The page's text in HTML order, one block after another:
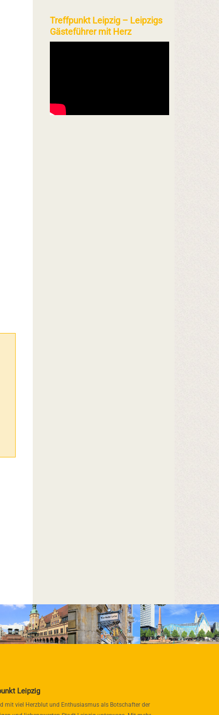
Treffpunkt Leipzig – Leipzigs
Gästeführer mit Herz
Leipzig
mit viel Herzblut und Enthusiasmus als Botschafter der